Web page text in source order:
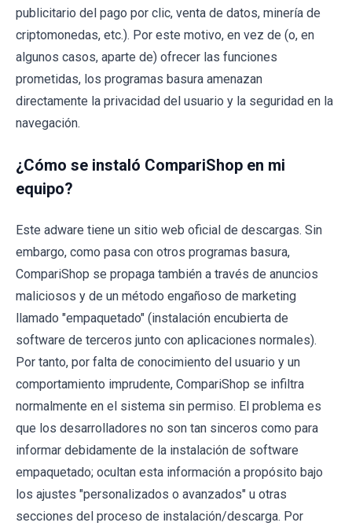
publicitario del pago por clic, venta de datos, minería de
criptomonedas, etc.). Por este motivo, en vez de (o, en
algunos casos, aparte de) ofrecer las funciones
prometidas, los programas basura amenazan
directamente la privacidad del usuario y la seguridad en la
navegación.
¿Cómo se instaló CompariShop en mi
equipo?
Este adware tiene un sitio web oficial de descargas. Sin
embargo, como pasa con otros programas basura,
CompariShop se propaga también a través de anuncios
maliciosos y de un método engañoso de marketing
llamado "empaquetado" (instalación encubierta de
software de terceros junto con aplicaciones normales).
Por tanto, por falta de conocimiento del usuario y un
comportamiento imprudente, CompariShop se infiltra
normalmente en el sistema sin permiso. El problema es
que los desarrolladores no son tan sinceros como para
informar debidamente de la instalación de software
empaquetado; ocultan esta información a propósito bajo
los ajustes "personalizados o avanzados" u otras
secciones del proceso de instalación/descarga. Por